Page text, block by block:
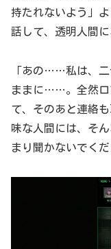
持たれないよう」
話して、透明人間に
「あの……私は、二
ままに……。全然ロ
て、そのあと連絡
味な人間には、そ
まり聞かないでく